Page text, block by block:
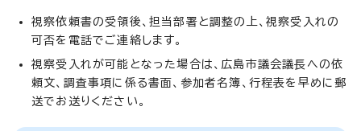
視察依頼書の受領後、担当部署と調整の上、視察受入れの
可否を電話でご連絡します。
視察受入れが可能となった場合は、広島市議会議長への依
頼文、調査事項に係る書面、参加者名簿、行程表を早めに郵
送でお送りください。